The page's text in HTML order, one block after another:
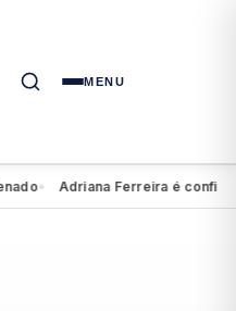
MENU
Adriana Ferreira é confirmada